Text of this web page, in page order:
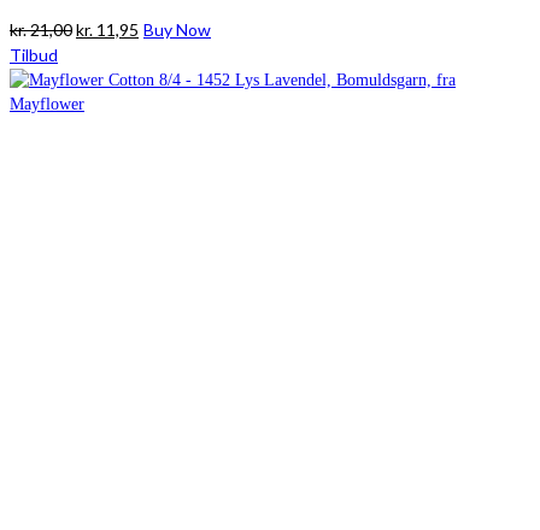
kr.21,00Den
pris
var:
kr. 11,95 Den
pris
Buy Now
Tilbud